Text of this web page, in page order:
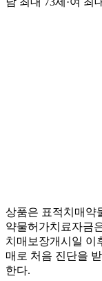
상품은 표적치매약
약물허가치료자금
치매보장개시일 이
매로 처음 진단을
한다.